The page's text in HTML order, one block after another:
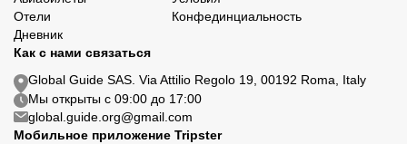
Отели
Дневник
Конфединциальность
Как с нами связаться
Global Guide SAS. Via Attilio Regolo 19, 00192 Roma, Italy
Мы открыты с 09:00 до 17:00
global.guide.org@gmail.com
Мобильное приложение Tripster